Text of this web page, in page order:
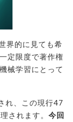
界的に見ても希
定限度で著作権
械学習にとって
れ、この現行47
されます。今回